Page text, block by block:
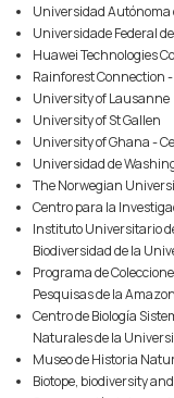
Universidad Autónoma
Universidade Federal
Huawei Technologies
Rainforest Connection -
University of Lausanne
University of St Gallen
University of Ghana -
Universidad de
The Norwegian
Centro para la
Instituto Universitario
Biodiversidad de la
Programa de
Pesquisas de la
Centro de Biología
Naturales de la
Museo de Historia
Biotope, biodiversity